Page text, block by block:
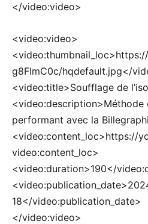
</video:video>
<video:video>
g8FlmC0c/hqdefault.jpg</
<video:title>Soufflage de
<video:description>Méthode
performant avec la
<video:content_loc>https://
video:content_loc>
<video:duration>190</
18</video:publication_date>
</video:video>